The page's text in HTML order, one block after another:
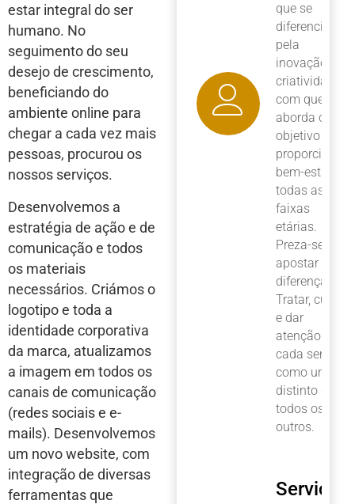
que se
diferencia
pela
inovação e
criatividade
com que
aborda o
objetivo de
proporcionar
bem-estar a
todas as
faixas
etárias.
Preza-se a
apostar na
diferença:
Tratar, cuidar
e dar
atenção a
cada ser
como um só,
distinto de
todos os
outros.
Serviços
estar integral do ser
humano. No
seguimento do seu
desejo de crescimento,
beneficiando do
ambiente online para
chegar a cada vez mais
pessoas, procurou os
nossos serviços.
Desenvolvemos a
estratégia de ação e de
comunicação e todos
os materiais
necessários. Criámos o
logotipo e toda a
identidade corporativa
da marca, atualizamos
a imagem em todos os
canais de comunicação
(redes sociais e e-
mails). Desenvolvemos
um novo website, com
integração de diversas
ferramentas que